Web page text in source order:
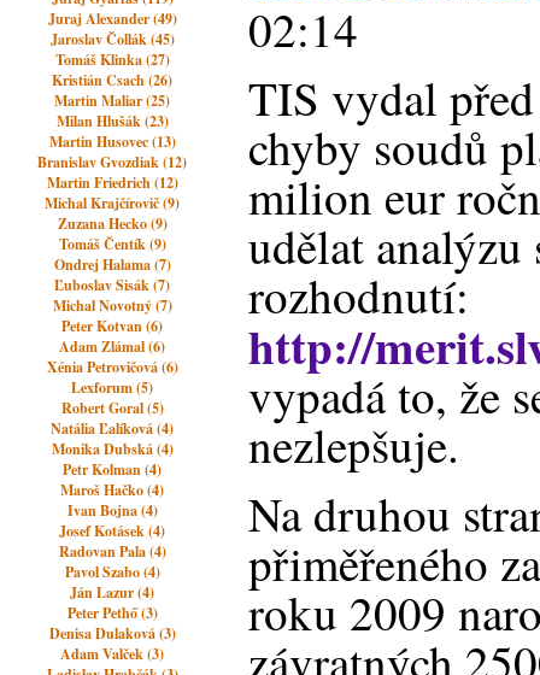
Juraj Alexander (49)
Jaroslav Čollák (45)
Tomáš Klinka (27)
Kristián Csach (26)
Martin Maliar (25)
Milan Hlušák (23)
Martin Husovec (13)
Branislav Gvozdiak (12)
Martin Friedrich (12)
Michal Krajčírovič (9)
Zuzana Hecko (9)
Tomáš Čentík (9)
Ondrej Halama (7)
Ľuboslav Sisák (7)
Michal Novotný (7)
Peter Kotvan (6)
Adam Zlámal (6)
Xénia Petrovičová (6)
Lexforum (5)
Robert Goral (5)
Natália Ľalíková (4)
Monika Dubská (4)
Petr Kolman (4)
Maroš Hačko (4)
Ivan Bojna (4)
Josef Kotásek (4)
Radovan Pala (4)
Pavol Szabo (4)
Ján Lazur (4)
Peter Pethő (3)
Denisa Dulaková (3)
Adam Valček (3)
02:14
TIS vydal
chyby soudů
milion eur
udělat analýzu
rozhodnutí:
http://
vypadá to, že
nezlepšuje.
Na druhou
přiměřeného
roku 2009
závratných